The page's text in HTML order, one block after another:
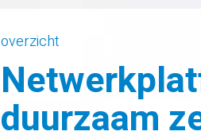
overzicht
duurzaam